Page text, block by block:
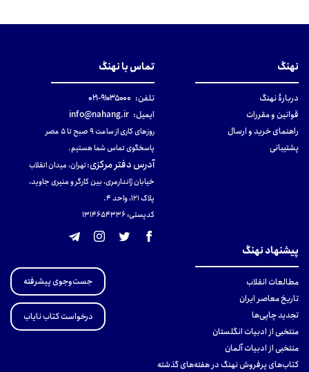
نهنگ
دربارهٔ نهنگ
قوانین و مقررات
راهنمای خرید و ارسال
پشتیبانی
تماس با نهنگ
تلفن: ۹۱۰۳۵۰۰۰-۰۲۱
ایمیل: info@nahang.ir
روزهای کاری از ساعت ۹ صبح تا ۵ عصر
پاسخگوی تماس شما هستیم.
آدرس دفتر مرکزی:تهران، میدان انقلاب
خیابان ژاندارمری، بین کارگر و منیری جاوید،
پلاک 121، واحد ۴.
کدپستی: 131465433۶
پیشنهاد نهنگ
مطالعات انقلاب
تاریخ معاصر ایران
تجدید چاپی‌ها
منتخبی از ادبیات انگلستان
منتخبی از ادبیات آلمان
کتاب‌های پرفروش نهنگ در هفته‌های گذشته
جست‌وجوی پیشرفته
درخواست کتاب نایاب